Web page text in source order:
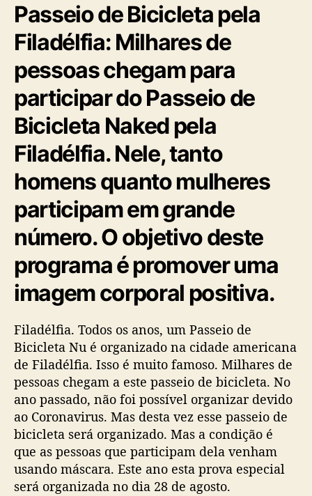
Passeio de Bicicleta pela
Filadélfia: Milhares de
pessoas chegam para
participar do Passeio de
Bicicleta Naked pela
Filadélfia. Nele, tanto
homens quanto mulheres
participam em grande
número. O objetivo deste
programa é promover uma
imagem corporal positiva.
Filadélfia. Todos os anos, um Passeio de
Bicicleta Nu é organizado na cidade americana
de Filadélfia. Isso é muito famoso. Milhares de
pessoas chegam a este passeio de bicicleta. No
ano passado, não foi possível organizar devido
ao Coronavirus. Mas desta vez esse passeio de
bicicleta será organizado. Mas a condição é
que as pessoas que participam dela venham
usando máscara. Este ano esta prova especial
será organizada no dia 28 de agosto.